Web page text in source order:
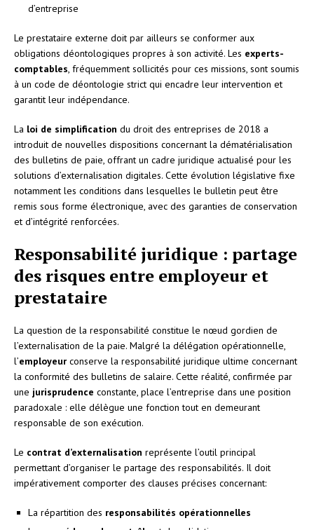
d’entreprise
Le prestataire externe doit par ailleurs se conformer aux
obligations déontologiques propres à son activité. Les experts-
comptables, fréquemment sollicités pour ces missions, sont soumis
à un code de déontologie strict qui encadre leur intervention et
garantit leur indépendance.
La loi de simplification du droit des entreprises de 2018 a
introduit de nouvelles dispositions concernant la dématérialisation
des bulletins de paie, offrant un cadre juridique actualisé pour les
solutions d’externalisation digitales. Cette évolution législative fixe
notamment les conditions dans lesquelles le bulletin peut être
remis sous forme électronique, avec des garanties de conservation
et d’intégrité renforcées.
Responsabilité juridique : partage
des risques entre employeur et
prestataire
La question de la responsabilité constitue le nœud gordien de
l’externalisation de la paie. Malgré la délégation opérationnelle,
l’employeur conserve la responsabilité juridique ultime concernant
la conformité des bulletins de salaire. Cette réalité, confirmée par
une jurisprudence constante, place l’entreprise dans une position
paradoxale : elle délègue une fonction tout en demeurant
responsable de son exécution.
Le contrat d’externalisation représente l’outil principal
permettant d’organiser le partage des responsabilités. Il doit
impérativement comporter des clauses précises concernant:
La répartition des responsabilités opérationnelles